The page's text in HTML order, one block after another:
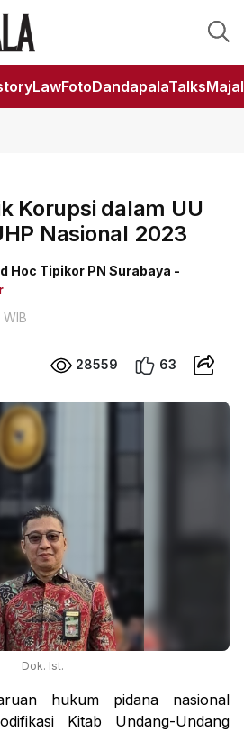
FotoDandapalaTalks
Korupsi dalam UU
Nasional 2023
Hoc Tipikor PN Surabaya -
28559 63
Dok. Ist.
hukum pidana nasional
Kitab Undang-Undang